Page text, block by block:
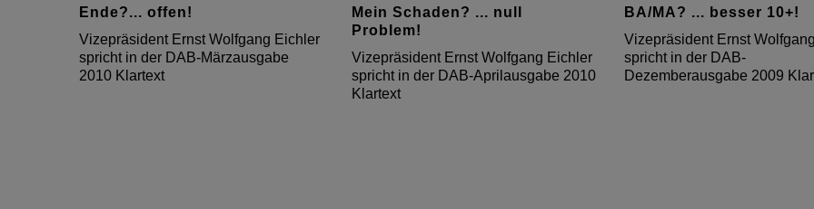
Ende?... offen!
Vizepräsident Ernst Wolfgang Eichler
spricht in der DAB-Märzausgabe
2010 Klartext
Mein Schaden? ... null
Problem!
Vizepräsident Ernst Wolfgang Eichler
spricht in der DAB-Aprilausgabe 2010
Klartext
BA/MA? ... besser 10+!
Vizepräsident Ernst
spricht in der DAB-
Dezemberausgabe 2009